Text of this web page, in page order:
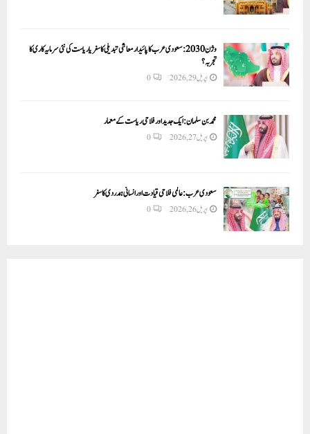
وژن 2030:سعودی عرب کا پائیدار معاشی تبدیلی کا سفر یا ریاست کی نئی سرمایہ کاری کا
تجربہ؟
اپریل 29, 2026 0
محمد بن سلمان: ایک جدید اور فلاحی ریاست کے معمار
اپریل 27, 2026 0
سعودی عرب: عالمی فلاحی قیادت اور انسانی ہمدردی کا سفر
اپریل 26, 2026 0